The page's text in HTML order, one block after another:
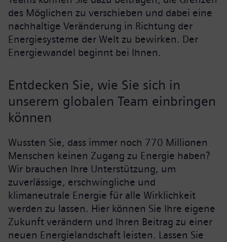
des Möglichen zu verschieben und dabei eine
nachhaltige Veränderung in Richtung der
Energiesysteme der Welt zu bewirken. Der
Energiewandel beginnt bei Ihnen.
Entdecken Sie, wie Sie sich in
unserem globalen Team einbringen
können
Wussten Sie, dass immer noch 770 Millionen
Menschen keinen Zugang zu Energie haben?
Wir brauchen Ihre Unterstützung, um
zuverlässige, erschwingliche und
klimaneutrale Energie für alle Wirklichkeit
werden zu lassen. Hier können Sie Ihre eigene
Zukunft verändern und Ihren Beitrag zu einer
neuen Energielandschaft leisten. Lassen Sie